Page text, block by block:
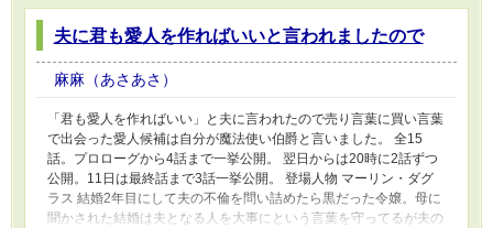
夫に君も愛人を作ればいいと言われましたので
麻麻（あさあさ）
「君も愛人を作ればいい」と夫に言われたので売り言葉に買い言葉
で出会った愛人候補は自分が魔法使い伯爵と言いました。 全15
話。プロローグから4話まで一挙公開。 翌日からは20時に2話ずつ
公開。11日は最終話まで3話一挙公開。 登場人物 マーリン・ダグ
ラス 結婚2年目にして夫の不倫を問い詰めたら黒だった令嬢。母に
聞かされた結婚は夫となる人を大事にという言葉を守ってるが夫の